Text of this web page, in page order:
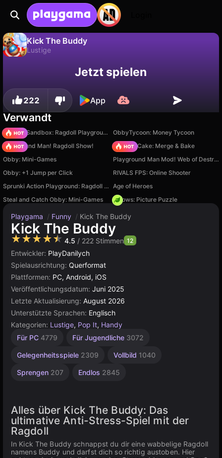
Kick The Buddy
Lustige
speichern!
Nein
Jetzt spielen
222 App
Verwandt
Sprunki Sandbox: Ragdoll Playground Mode
ObbyTycoon: Money Tycoon
Playground Man! Ragdoll Show!
Piece of Cake: Merge & Bake
Obby: Mini-Games
Playground Man Mod! Web of Destruction!
Obby: +1 Jump per Click
RIVALS FPS: Online Shooter
Sprunki Action Playground: Ragdoll Sandbox Age of Heroes
Steal and Catch Obby: Mini-Games
Arrows: Picture Puzzle
Playgama / Funny / Kick The Buddy
Kick The Buddy
★★★★★ 4.5 / 222 Stimmen 12
Entwickler: PlayDanilych
Spielausrichtung: Querformat
Plattformen: PC, Android, iOS
Veröffentlichungsdatum: Juni 2025
Letzte Aktualisierung: August 2026
Unterstützte Sprachen: Englisch
Kategorien: Lustige, Pop It, Handy
Für PC 4779 Für Jugendliche 3072
Gelegenheitsspiele 2309 Vollbild 1040
Sprengen 207 Endlos 2845
Agility
Desktop
Browser
Konstruktion
Alles über Kick The Buddy: Das
ultimative Anti-Stress-Spiel mit der
Ragdoll
In Kick The Buddy schnappst du dir eine wabbelige Ragdoll
namens Buddy und darfst dich so richtig austoben. Hier